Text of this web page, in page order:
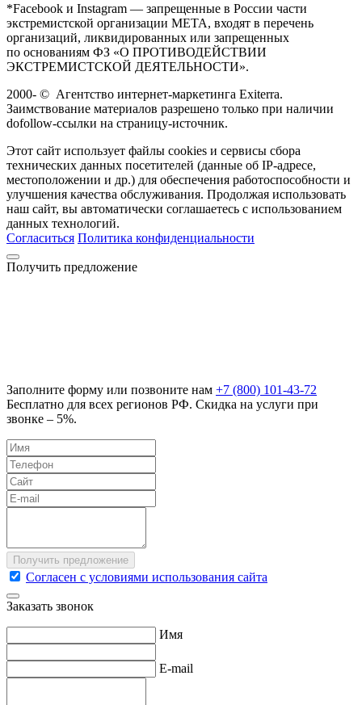
*Facebook и Instagram — запрещенные в России части
экстремистской организации META, входят в перечень
организаций, ликвидированных или запрещенных
по основаниям ФЗ «О ПРОТИВОДЕЙСТВИИ
ЭКСТРЕМИСТСКОЙ ДЕЯТЕЛЬНОСТИ».
2000- © Агентство интернет-маркетинга Exiterra.
Заимствование материалов разрешено только при наличии
dofollow-ссылки на страницу-источник.
Этот сайт использует файлы cookies и сервисы сбора
технических данных посетителей (данные об IP-адресе,
местоположении и др.) для обеспечения работоспособности и
улучшения качества обслуживания. Продолжая использовать
наш сайт, вы автоматически соглашаетесь с использованием
данных технологий.
Согласиться Политика конфиденциальности
Получить предложение
Заполните форму или позвоните нам +7 (800) 101-43-72
Бесплатно для всех регионов РФ. Скидка на услуги при
звонке – 5%.
Согласен с условиями использования сайта
Заказать звонок
Имя
E-mail